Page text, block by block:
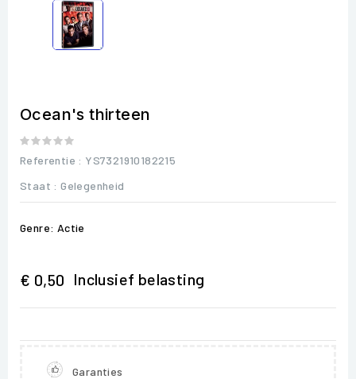
Ocean's thirteen
Referentie : YS7321910182215
Staat : Gelegenheid
Genre: Actie
€ 0,50 Inclusief belasting
Garanties